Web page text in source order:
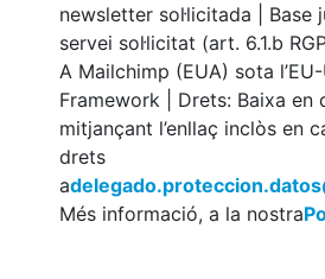
newsletter sol·licitada | Base
servei sol·licitat (art. 6.1.b
A Mailchimp (EUA) sota
Framework | Drets: Baixa en
mitjançant l’enllaç inclòs en
drets
a
Més informació, a la nostra